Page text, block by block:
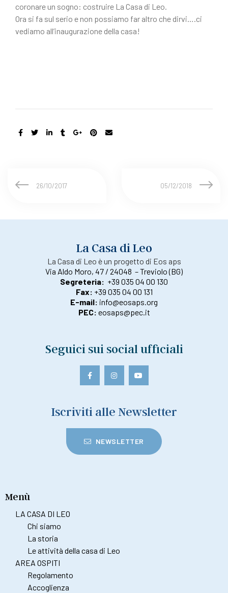
coronare un sogno: costruire La Casa di Leo.
Ora si fa sul serio e non possiamo far altro che dirvi….ci
vediamo all’inaugurazione della casa!
26/10/2017 05/12/2018
La Casa di Leo
La Casa di Leo è un progetto di Eos aps
Via Aldo Moro, 47 / 24048 – Treviolo (BG)
Segreteria: +39 035 04 00 130
Fax: +39 035 04 00 131
E-mail: info@eosaps.org
PEC: eosaps@pec.it
Seguici sui social ufficiali
Iscriviti alle Newsletter
NEWSLETTER
Menù
LA CASA DI LEO
Chi siamo
La storia
Le attività della casa di Leo
AREA OSPITI
Regolamento
Accoglienza